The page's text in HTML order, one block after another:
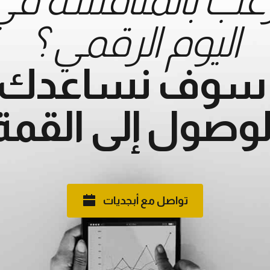
اليوم الرقمي ؟
سوف
إلى
تواصل مع أبجديات